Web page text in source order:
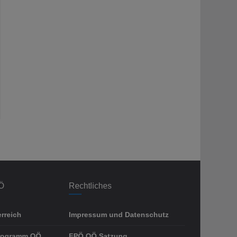
Rechtliches
Impressum und Datenschutz